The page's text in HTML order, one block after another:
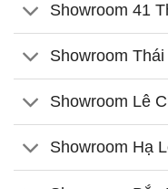
Showroom 41
Showroom
Showroom Lê
Showroom Hạ